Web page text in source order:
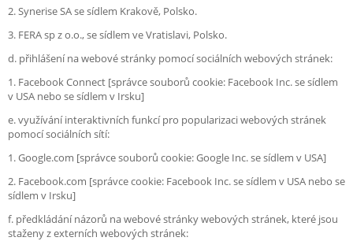
2. Synerise SA se sídlem Krakově, Polsko.
3. FERA sp z o.o., se sídlem ve Vratislavi, Polsko.
d. přihlášení na webové stránky pomocí sociálních webových stránek:
1. Facebook Connect [správce souborů cookie: Facebook Inc. se sídlem
v USA nebo se sídlem v Irsku]
e. využívání interaktivních funkcí pro popularizaci webových stránek
pomocí sociálních sítí:
1. Google.com [správce souborů cookie: Google Inc. se sídlem v USA]
2. Facebook.com [správce cookie: Facebook Inc. se sídlem v USA nebo se
sídlem v Irsku]
f. předkládání názorů na webové stránky webových stránek, které jsou
staženy z externích webových stránek: